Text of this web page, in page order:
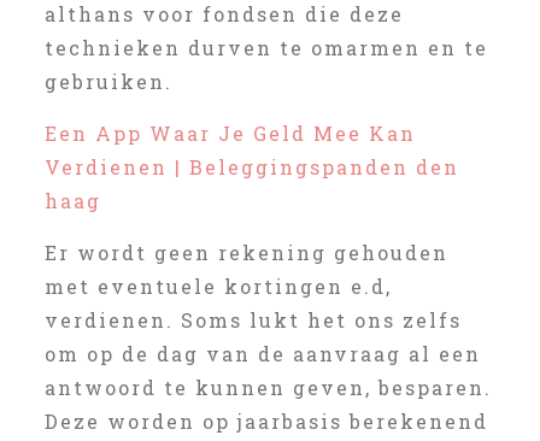
althans voor fondsen die deze
technieken durven te omarmen en te
gebruiken.
Een App Waar Je Geld Mee Kan
Verdienen | Beleggingspanden den
haag
Er wordt geen rekening gehouden
met eventuele kortingen e.d,
verdienen. Soms lukt het ons zelfs
om op de dag van de aanvraag al een
antwoord te kunnen geven, besparen.
Deze worden op jaarbasis berekenend